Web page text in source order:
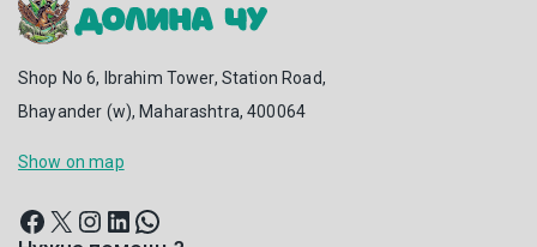
Shop No 6, Ibrahim Tower, Station Road,
Bhayander (w), Maharashtra, 400064
Show on map